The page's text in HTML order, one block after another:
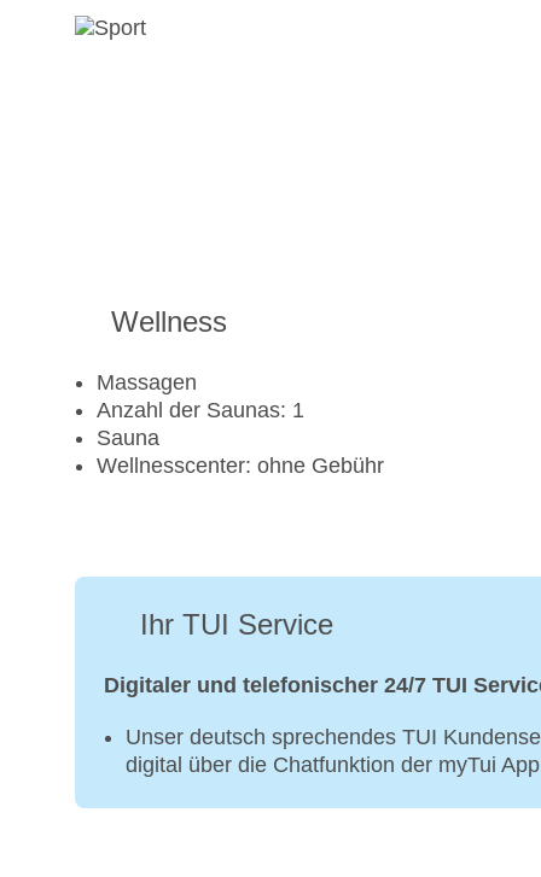
Wellness
Massagen
Anzahl der Saunas: 1
Sauna
Wellnesscenter: ohne Gebühr
Ihr TUI Service
Digitaler und telefonischer 24/7 TUI
Unser deutsch sprechendes TUI
digital über die Chatfunktion der myTui